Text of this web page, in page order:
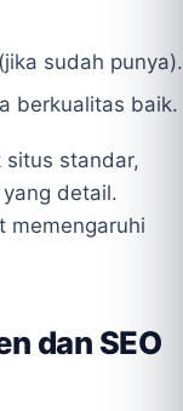
sudah punya).
berkualitas baik.
standar,
detail.
memengaruhi
dan SEO